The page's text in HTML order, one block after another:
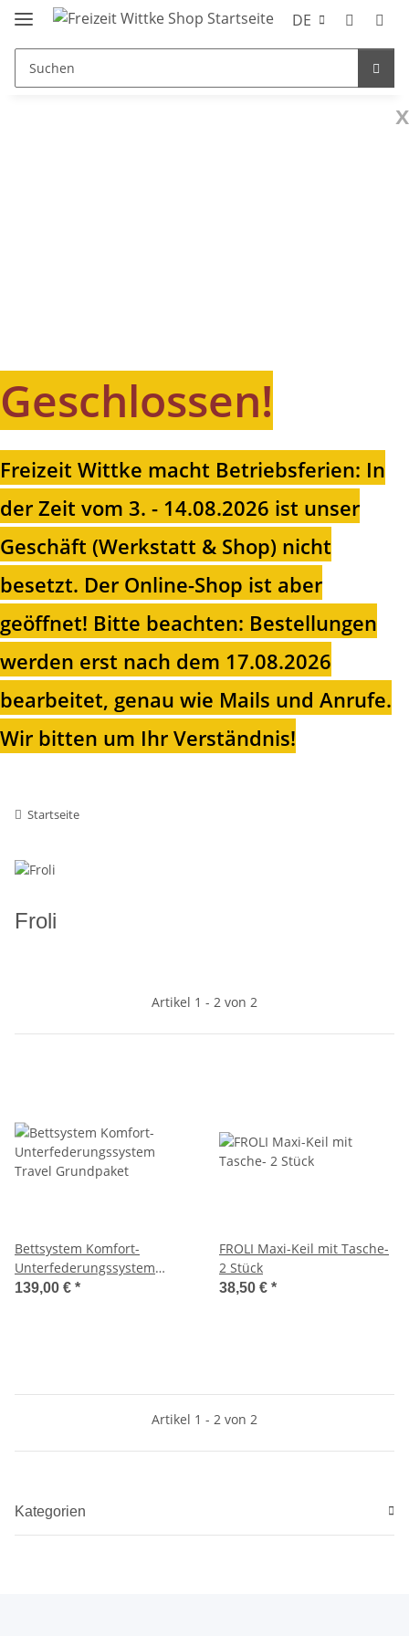
DE
x
Geschlossen!
Freizeit Wittke macht Betriebsferien: In
der Zeit vom 3. - 14.08.2026 ist unser
Geschäft (Werkstatt & Shop) nicht
besetzt. Der Online-Shop ist aber
geöffnet! Bitte beachten: Bestellungen
werden erst nach dem 17.08.2026
bearbeitet, genau wie Mails und Anrufe.
Wir bitten um Ihr Verständnis!
Startseite
Froli
Artikel 1 - 2 von 2
Bettsystem Komfort-
Unterfederungssystem
Travel Grundpaket
139,00 € *
FROLI Maxi-Keil mit Tasche-
2 Stück
38,50 € *
Artikel 1 - 2 von 2
Kategorien